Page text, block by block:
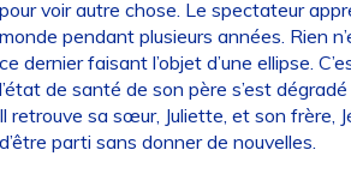
voir autre chose. Le spectateur
pendant plusieurs années. Rien
dernier faisant l’objet d’une ellipse.
de santé de son père s’est dégradé
retrouve sa sœur, Juliette, et son frère,
parti sans donner de nouvelles.